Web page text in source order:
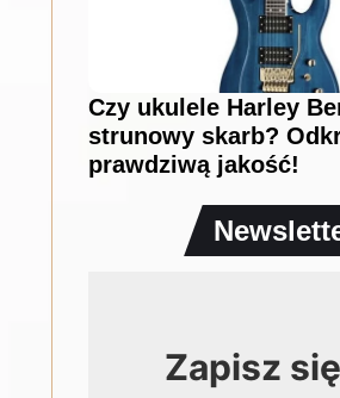
Czy ukulele Harley
strunowy skarb?
prawdziwą jakość!
Zapisz